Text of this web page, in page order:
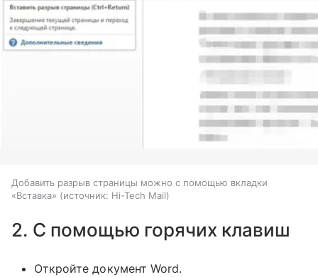
Добавить разрыв страницы можно с помощью вкладки
«Вставка»
источник: Hi-Tech Mail
2. С помощью горячих клавиш
Откройте документ Word.